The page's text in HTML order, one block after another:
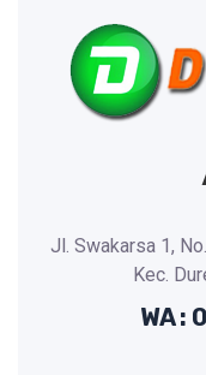
Jl. Swakarsa 1,
Kec.
WA :